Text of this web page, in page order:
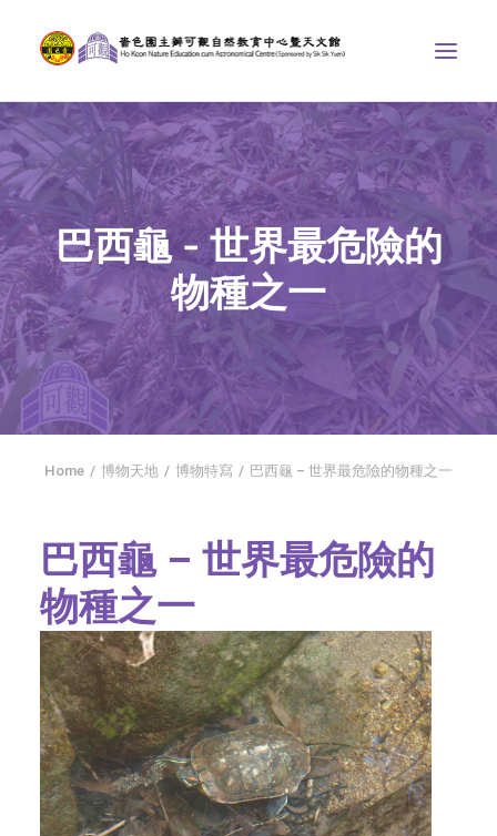
中心介紹
學界課程
天文館
博物天地
比賽/專題計劃
聯絡我們
SEARCH
字型大小
巴西龜 - 世界最危險的
物種之一
Home 博物天地 博物特寫 巴西龜 – 世界最危險的物種之一
巴西龜 – 世界最危險的
物種之一